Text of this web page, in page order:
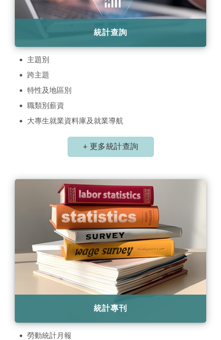
統計查詢
主題別
跨主題
特性及地區別
職類別薪資
大專生就業資料庫及就業導航
+ 更多統計查詢
統計專刊
勞動統計月報